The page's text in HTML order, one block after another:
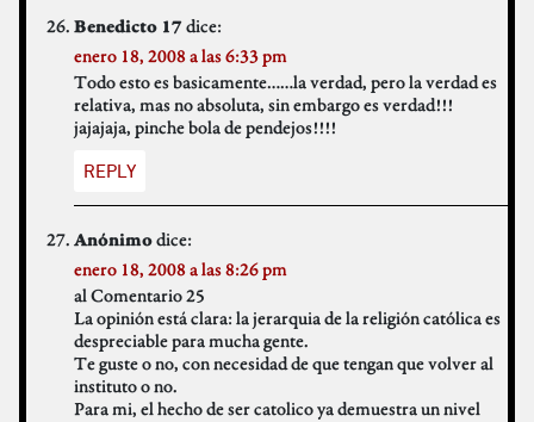
Benedicto 17dice:
enero 18, 2008 a las 6:33 pm
Todo esto es basicamente……la verdad, pero la verdad es
relativa, mas no absoluta, sin embargo es verdad!!!
jajajaja, pinche bola de pendejos!!!!
REPLY
Anónimodice:
enero 18, 2008 a las 8:26 pm
al Comentario 25
La opinión está clara: la jerarquia de la religión católica es
despreciable para mucha gente.
Te guste o no, con necesidad de que tengan que volver al
instituto o no.
Para mi, el hecho de ser catolico ya demuestra un nivel